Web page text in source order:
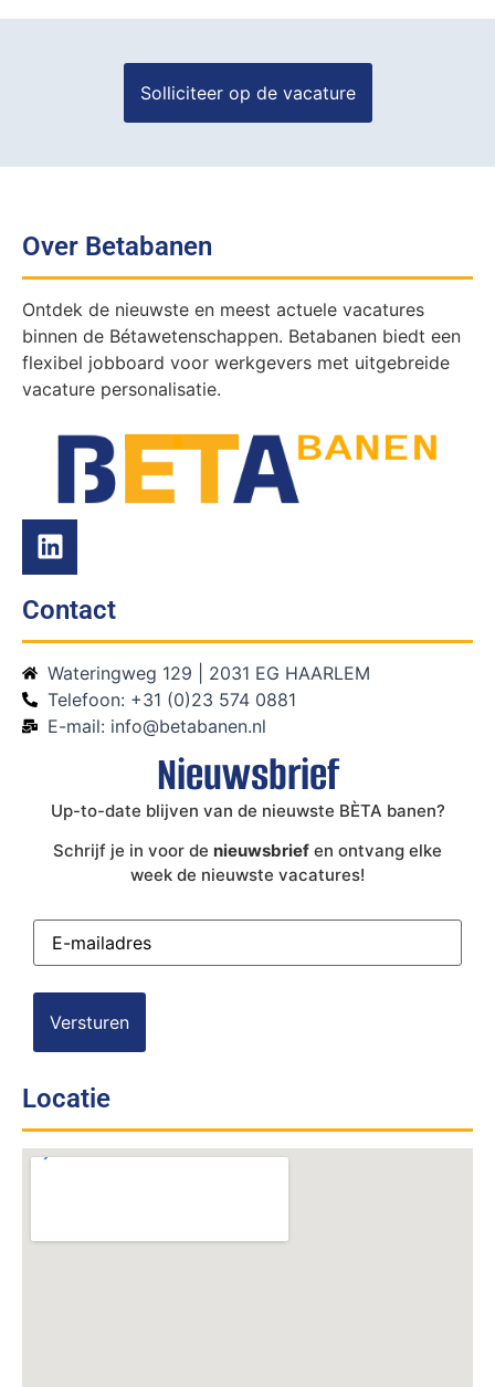
Over Betabanen
Ontdek de nieuwste en meest actuele vacatures
binnen de Bétawetenschappen. Betabanen biedt een
flexibel jobboard voor werkgevers met uitgebreide
vacature personalisatie.
Contact
Wateringweg 129 | 2031 EG HAARLEM
Telefoon: +31 (0)23 574 0881
E-mail: info@betabanen.nl
Nieuwsbrief
Up-to-date blijven van de nieuwste BÈTA banen?
Schrijf je in voor de nieuwsbrief en ontvang elke
week de nieuwste vacatures!
E-
mailadres(Vereist)
Locatie